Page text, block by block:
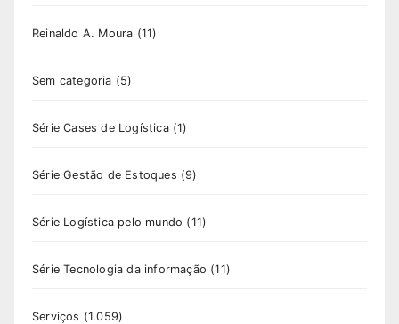
Reinaldo A. Moura (11)
Sem categoria (5)
Série Cases de Logística(1)
Série Gestão de Estoques (9)
Série Logística pelo mundo (11)
Série Tecnologia da informação (11)
Serviços (1.059)